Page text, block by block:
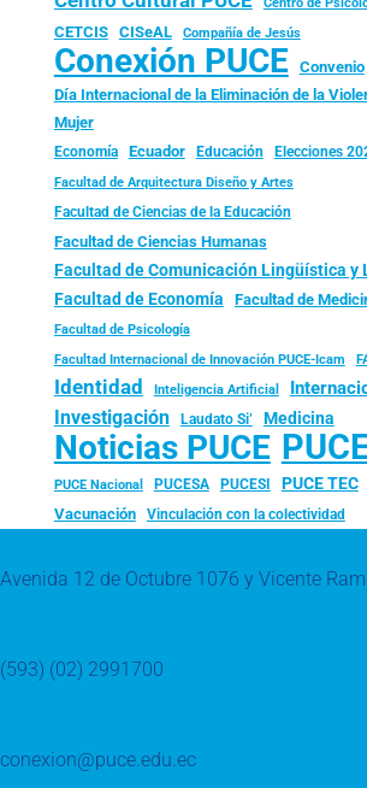
CETCIS CISeAL Compañía de Jesús
Conexión PUCE Convenio
Día Internacional de la Eliminación de la
Mujer
Economía Ecuador Educación Elecciones
Facultad de Arquitectura Diseño y Artes
Facultad de Ciencias de la Educación
Facultad de Ciencias Humanas
Facultad de Comunicación Lingüística y
Facultad de Economía Facultad de
Facultad de Psicología
Facultad Internacional de Innovación PUCE-Icam
Identidad Inteligencia Artificial
Investigación Laudato Si’ Medicina
Noticias PUCE
PUCE Nacional PUCESA PUCESI PUCE TEC
Vacunación
Vinculación con la colectividad
Avenida 12 de Octubre 1076 y Vicente
(593) (02) 2991700
conexion@puce.edu.ec